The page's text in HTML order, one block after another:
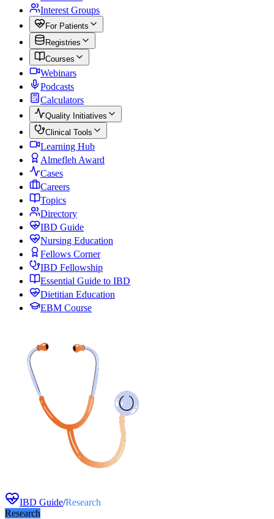
Interest Groups
For Patients
Registries
Courses
Webinars
Podcasts
Calculators
Quality Initiatives
Clinical Tools
Learning Hub
Almefleh Award
Cases
Careers
Topics
Directory
IBD Guide
Nursing Education
Fellows Corner
IBD Fellowship
Essential Guide to IBD
Dietitian Education
EBM Course
IBD Guide/Research
Research